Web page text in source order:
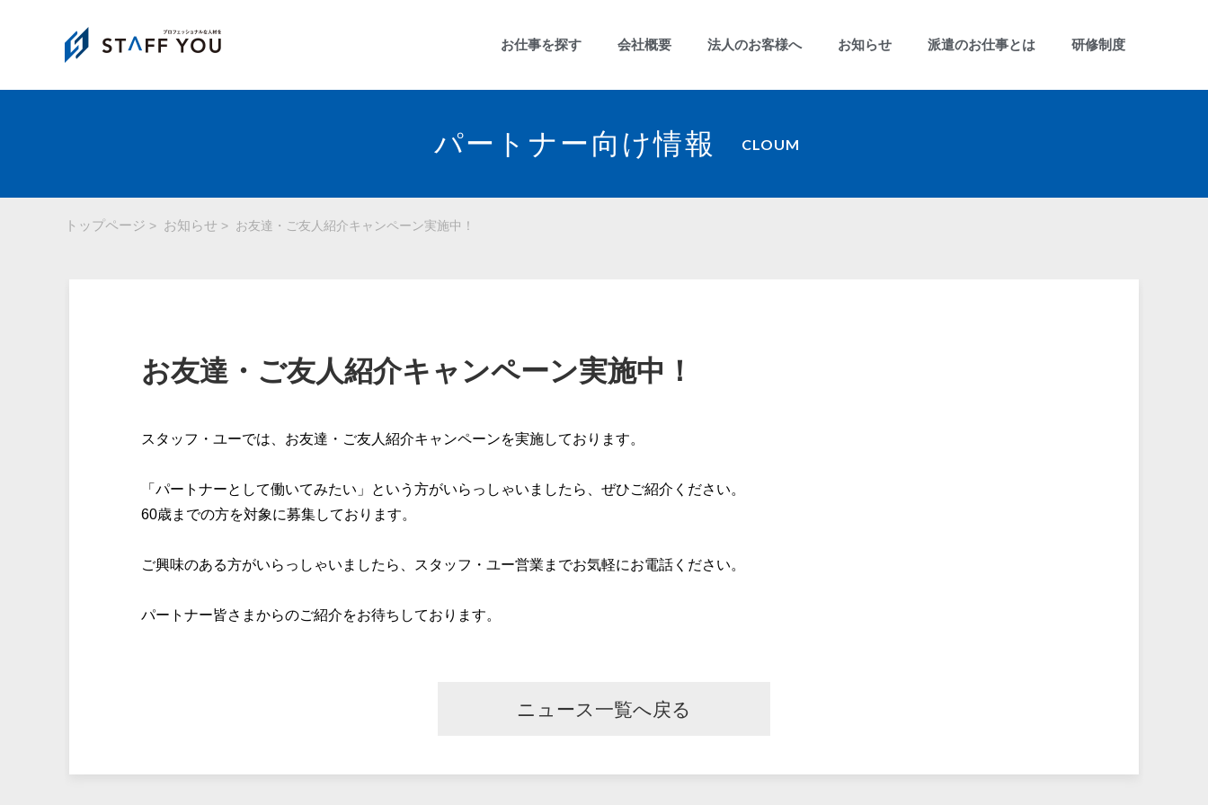
お仕事を探す 会社概要 法人のお客様へ お知らせ 派遣のお仕事とは 研修制度
パートナー向け情報 CLOUM
トップページ > お知らせ > お友達・ご友人紹介キャンペーン実施中！
お友達・ご友人紹介キャンペーン実施中！
スタッフ・ユーでは、お友達・ご友人紹介キャンペーンを実施しております。
「パートナーとして働いてみたい」という方がいらっしゃいましたら、ぜひご紹介ください。
60歳までの方を対象に募集しております。
ご興味のある方がいらっしゃいましたら、スタッフ・ユー営業までお気軽にお電話ください。
パートナー皆さまからのご紹介をお待ちしております。
ニュース一覧へ戻る